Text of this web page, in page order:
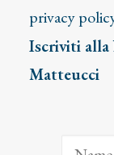
privacy
Iscriviti
Matteucci